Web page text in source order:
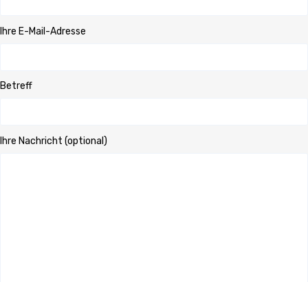
Ihre E-Mail-Adresse
Betreff
Ihre Nachricht (optional)